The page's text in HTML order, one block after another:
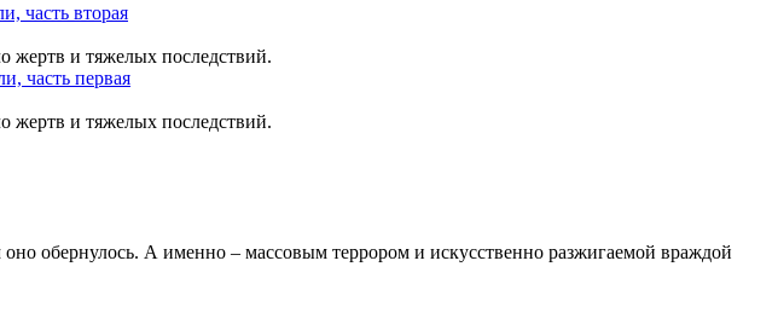
жертв и тяжелых последствий.
жертв и тяжелых последствий.
обернулось. А именно – массовым террором и искусственно разжигаемой враждой